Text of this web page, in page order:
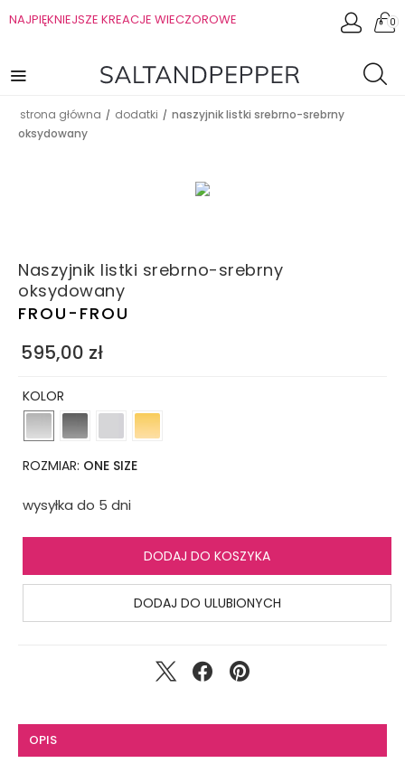
NAJPIĘKNIEJSZE KREACJE WIECZOROWE 0
strona główna / dodatki / naszyjnik listki srebrno-srebrny
oksydowany
Naszyjnik listki srebrno-srebrny
oksydowany
FROU-FROU
595,00 zł
KOLOR
ROZMIAR: ONE SIZE
wysyłka do 5 dni
DODAJ DO KOSZYKA
DODAJ DO ULUBIONYCH
OPIS